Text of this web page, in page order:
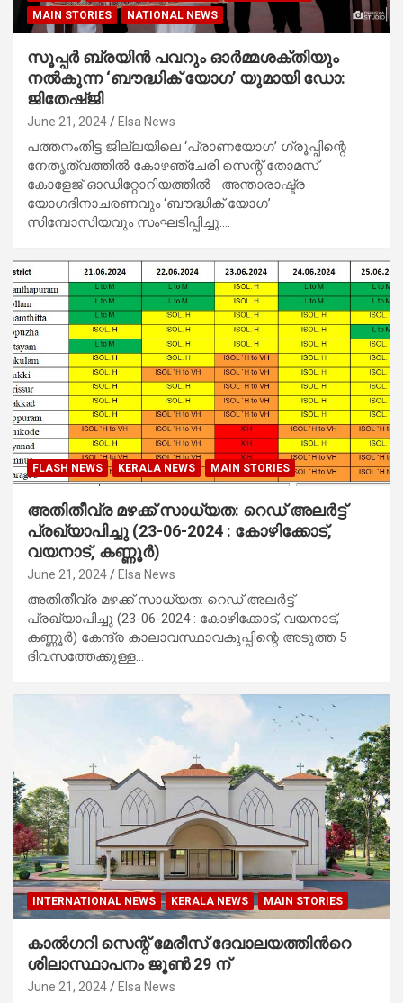
MAIN STORIES
NATIONAL NEWS
സൂപ്പർ ബ്രയിൻ പവറും ഓർമ്മശക്തിയും
നൽകുന്ന ‘ബൗദ്ധിക് യോഗ’ യുമായി ഡോ:
ജിതേഷ്ജി
June 21, 2024 Elsa News
പത്തനംതിട്ട ജില്ലയിലെ ‘പ്രാണയോഗ’ ഗ്രൂപ്പിന്റെ
നേതൃത്വത്തിൽ കോഴഞ്ചേരി സെന്റ് തോമസ്
കോളേജ് ഓഡിറ്റോറിയത്തിൽ അന്താരാഷ്ട്ര
യോഗദിനാചരണവും ‘ബൗദ്ധിക് യോഗ’
സിമ്പോസിയവും സംഘടിപ്പിച്ചു.…
FLASH NEWS KERALA NEWS MAIN STORIES
അതിതീവ്ര മഴക്ക് സാധ്യത: റെഡ് അലർട്ട്
പ്രഖ്യാപിച്ചു (23-06-2024 : കോഴിക്കോട്,
വയനാട്, കണ്ണൂർ)
June 21, 2024 Elsa News
അതിതീവ്ര മഴക്ക് സാധ്യത: റെഡ് അലർട്ട്
പ്രഖ്യാപിച്ചു (23-06-2024 : കോഴിക്കോട്, വയനാട്,
കണ്ണൂർ) കേന്ദ്ര കാലാവസ്ഥാവകുപ്പിന്റെ അടുത്ത 5
ദിവസത്തേക്കുള്ള…
INTERNATIONAL NEWS KERALA NEWS MAIN STORIES
കാൽഗറി സെന്റ് മേരീസ് ദേവാലയത്തിന്‍റെ
ശിലാസ്ഥാപനം ജൂൺ 29 ന്
June 21, 2024 Elsa News